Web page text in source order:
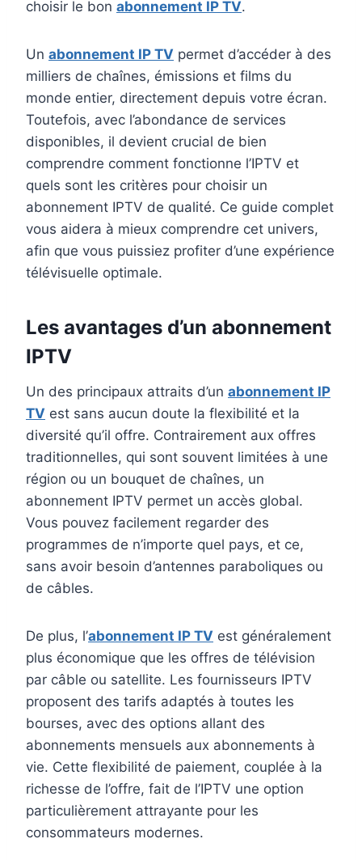
choisir le bon abonnement IP TV.
Un abonnement IP TV permet d’accéder à des
milliers de chaînes, émissions et films du
monde entier, directement depuis votre écran.
Toutefois, avec l’abondance de services
disponibles, il devient crucial de bien
comprendre comment fonctionne l’IPTV et
quels sont les critères pour choisir un
abonnement IPTV de qualité. Ce guide complet
vous aidera à mieux comprendre cet univers,
afin que vous puissiez profiter d’une expérience
télévisuelle optimale.
Les avantages d’un abonnement
IPTV
Un des principaux attraits d’un abonnement IP
TV est sans aucun doute la flexibilité et la
diversité qu’il offre. Contrairement aux offres
traditionnelles, qui sont souvent limitées à une
région ou un bouquet de chaînes, un
abonnement IPTV permet un accès global.
Vous pouvez facilement regarder des
programmes de n’importe quel pays, et ce,
sans avoir besoin d’antennes paraboliques ou
de câbles.
De plus, l’abonnement IP TV est généralement
plus économique que les offres de télévision
par câble ou satellite. Les fournisseurs IPTV
proposent des tarifs adaptés à toutes les
bourses, avec des options allant des
abonnements mensuels aux abonnements à
vie. Cette flexibilité de paiement, couplée à la
richesse de l’offre, fait de l’IPTV une option
particulièrement attrayante pour les
consommateurs modernes.